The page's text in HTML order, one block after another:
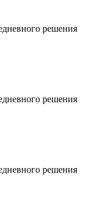
решения
решения
решения